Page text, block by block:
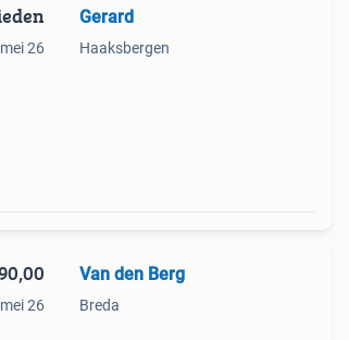
26
Gerard
Haaksbergen
26
Van den Berg
Breda